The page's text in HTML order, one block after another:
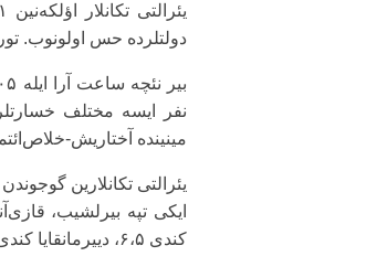
دولتلرده حس اولونوب.
مینینده آختاریش-خلاص‌ائتمه ایشلری
ایکی تپه بیرلشیب،
کندی ۶،۵، دییرمانقایا کندی ایسه ۶ متر سوروشوب.